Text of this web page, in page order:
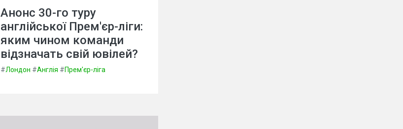
Анонс 30-го туру
англійської Прем'єр-ліги:
яким чином команди
відзначать свій ювілей?
#Лондон #Англія #Прем'єр-ліга